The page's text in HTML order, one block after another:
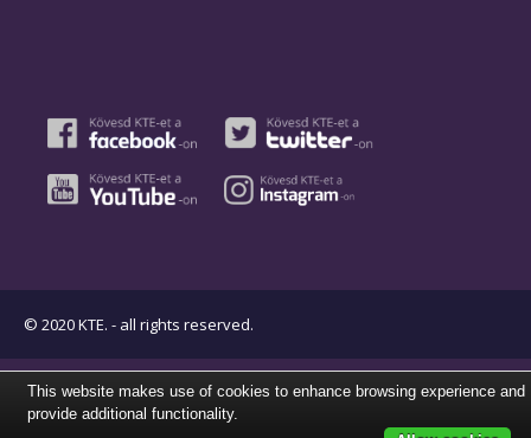
© 2020 KTE. - all rights reserved.
This website makes use of cookies to enhance browsing experience and
provide additional functionality.